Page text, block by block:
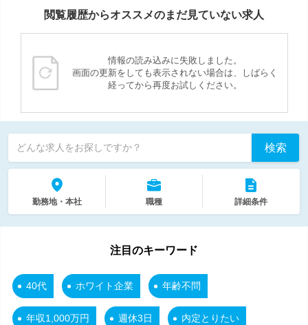
閲覧履歴からオススメのまだ見ていない求人
情報の読み込みに失敗しました。
画面の更新をしても表示されない場合は、しばらく
経ってから再度お試しください。
どんな求人をお探しですか？ 検索
勤務地・本社 職種 詳細条件
注目のキーワード
40代 ホワイト企業 年齢不問
年収1,000万円 週休3日 内定とりたい